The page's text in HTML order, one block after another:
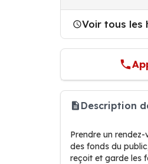
Voir tous les
Description
Prendre un
des fonds du
reçoit et garde les